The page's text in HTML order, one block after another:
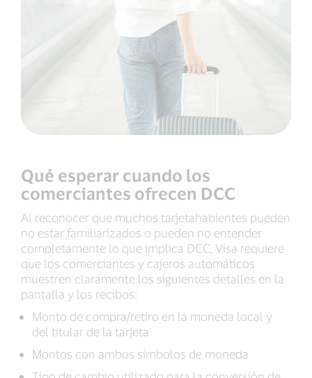
Qué esperar cuando los
comerciantes ofrecen DCC
Al reconocer que muchos tarjetahabientes pueden
no estar familiarizados o pueden no entender
completamente lo que implica DCC, Visa requiere
que los comerciantes y cajeros automáticos
muestren claramente los siguientes detalles en la
pantalla y los recibos:
Monto de compra/retiro en la moneda local y
del titular de la tarjeta
Montos con ambos símbolos de moneda